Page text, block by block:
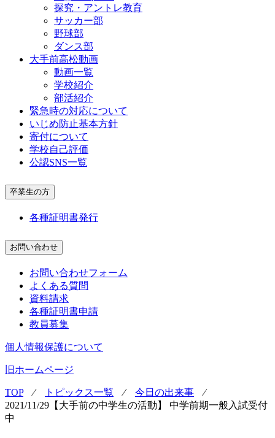
探究・アントレ教育
サッカー部
野球部
ダンス部
大手前高松動画
動画一覧
学校紹介
部活紹介
緊急時の対応について
いじめ防止基本方針
寄付について
学校自己評価
公認SNS一覧
卒業生の方
各種証明書発行
お問い合わせ
お問い合わせフォーム
よくある質問
資料請求
各種証明書申請
教員募集
個人情報保護について
旧ホームページ
TOP⁄ トピックス一覧 ⁄ 今日の出来事 ⁄
2021/11/29【大手前の中学生の活動】 中学前期一般入試受付
中